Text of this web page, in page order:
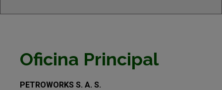
Oficina Principal
PETROWORKS S. A. S.